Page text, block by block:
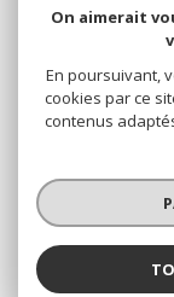
On aimerait
En poursuivant,
cookies par ce
contenus